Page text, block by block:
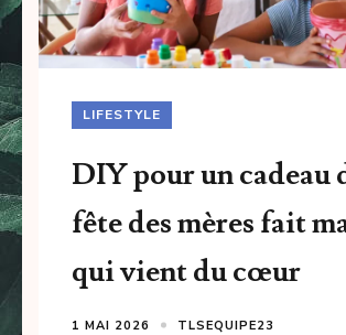
LIFESTYLE
DIY pour un cadeau
fête des mères fait
qui vient du cœur
1 MAI 2026 TLSEQUIPE23